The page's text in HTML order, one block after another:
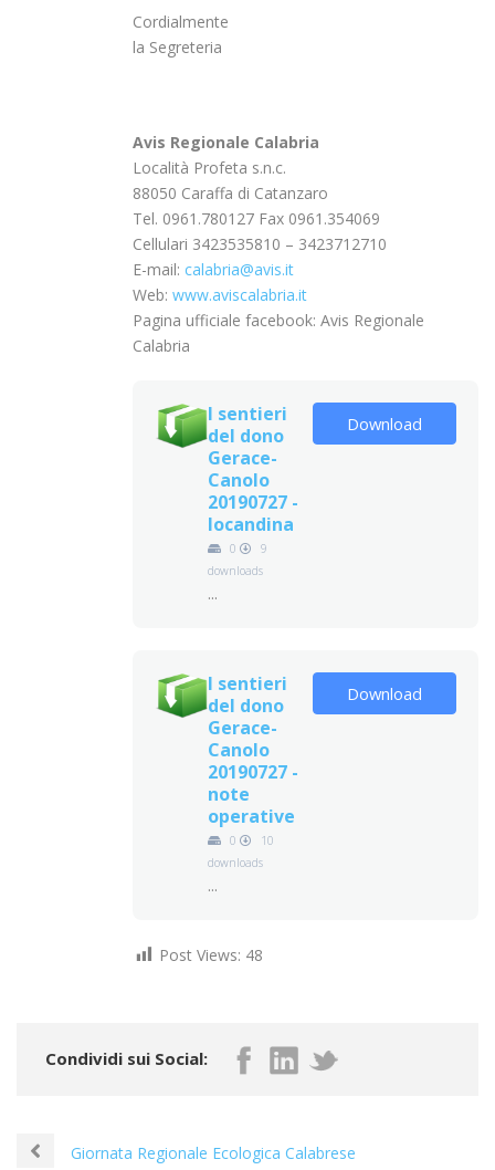
Cordialmente
la Segreteria
Avis Regionale Calabria
Località Profeta s.n.c.
88050 Caraffa di Catanzaro
Tel. 0961.780127 Fax 0961.354069
Cellulari 3423535810 – 3423712710
E-mail: calabria@avis.it
Web: www.aviscalabria.it
Pagina ufficiale facebook: Avis Regionale
Calabria
I sentieri
del dono
Gerace-
Canolo
20190727 -
locandina
0
9
downloads
...
Download
I sentieri
del dono
Gerace-
Canolo
20190727 -
note
operative
0
10
downloads
...
Download
Post Views: 48
Condividi sui Social:
Giornata Regionale Ecologica Calabrese